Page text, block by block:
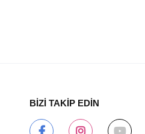
BİZİ TAKİP EDİN